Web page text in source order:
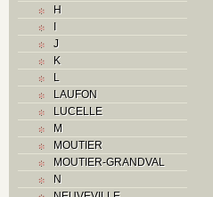
Routes
S
Textes
V
H
I
J
K
L
LAUFON
LUCELLE
M
MOUTIER
MOUTIER-GRANDVAL
N